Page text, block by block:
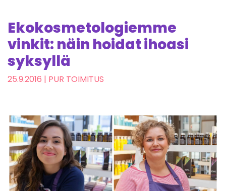
Ekokosmetologiemme
vinkit: näin hoidat ihoasi
syksyllä
25.9.2016 | PUR TOIMITUS